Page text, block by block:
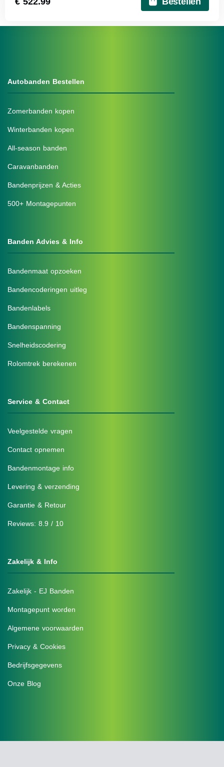
Autobanden Bestellen
Zomerbanden kopen
Winterbanden kopen
All-season banden
Caravanbanden
Bandenprijzen & Acties
500+ Montagepunten
Banden Advies & Info
Bandenmaat opzoeken
Bandencoderingen uitleg
Bandenlabels
Bandenspanning
Snelheidscodering
Rolomtrek berekenen
Service & Contact
Veelgestelde vragen
Contact opnemen
Bandenmontage info
Levering & verzending
Garantie & Retour
Reviews: 8.9 / 10
Zakelijk & Info
Zakelijk - EJ Banden
Montagepunt worden
Algemene voorwaarden
Privacy & Cookies
Bedrijfsgegevens
Onze Blog